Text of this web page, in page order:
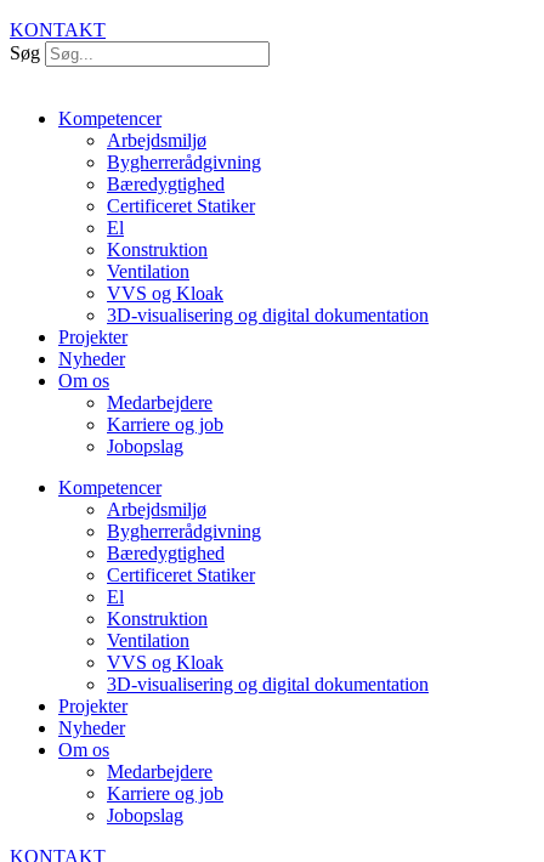
KONTAKT
Søg
Kompetencer
Arbejdsmiljø
Bygherrerådgivning
Bæredygtighed
Certificeret Statiker
El
Konstruktion
Ventilation
VVS og Kloak
3D-visualisering og digital dokumentation
Projekter
Nyheder
Om os
Medarbejdere
Karriere og job
Jobopslag
Kompetencer
Arbejdsmiljø
Bygherrerådgivning
Bæredygtighed
Certificeret Statiker
El
Konstruktion
Ventilation
VVS og Kloak
3D-visualisering og digital dokumentation
Projekter
Nyheder
Om os
Medarbejdere
Karriere og job
Jobopslag
KONTAKT